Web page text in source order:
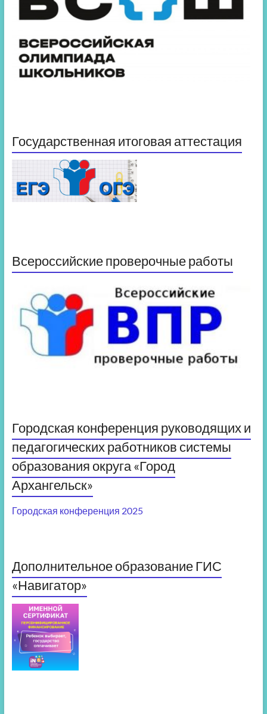
Государственная итоговая аттестация
Всероссийские проверочные работы
Городская конференция руководящих и
педагогических работников системы
образования округа «Город
Архангельск»
Городская конференция 2025
Дополнительное образование ГИС
«Навигатор»